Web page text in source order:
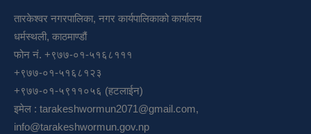
तारकेश्वर नगरपालिका, नगर कार्यपालिकाको कार्यालय
धर्मस्थली, काठमाण्डौं
फोन नं. +९७७-०१-५१६८१११
+९७७-०१-५१६८१२३
+९७७-०१-५९११०५६ (हटलाईन)
इमेल : tarakeshwormun2071@gmail.com,
info@tarakeshwormun.gov.np